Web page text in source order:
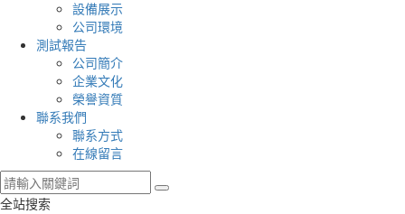
設備展示
公司環境
測試報告
公司簡介
企業文化
榮譽資質
聯系我們
聯系方式
在線留言
全站搜索